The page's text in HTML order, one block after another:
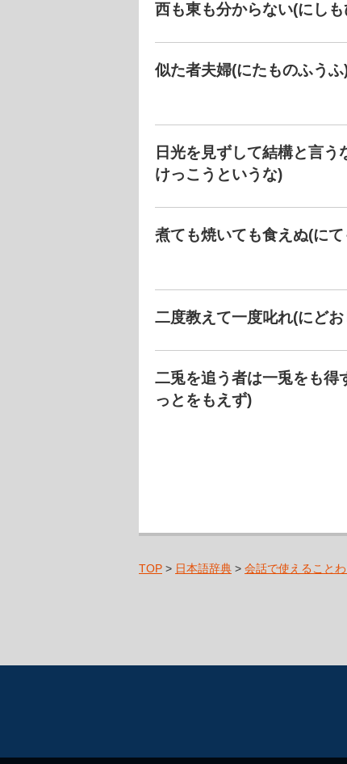
西も東も分からない(にし
似た者夫婦(にたものふうふ
日光を見ずして結構と言う
けっこうというな)
煮ても焼いても食えぬ(に
二度教えて一度叱れ(にど
二兎を追う者は一兎をも得
っとをもえず)
TOP > 日本語辞典 > 会話で使えること